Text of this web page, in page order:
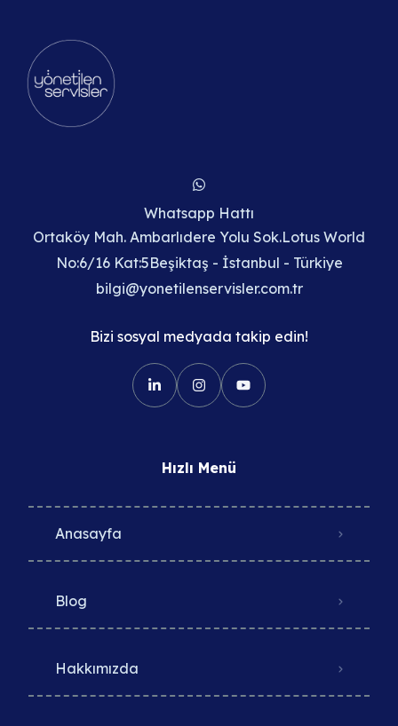
Whatsapp Hattı
Ortaköy Mah. Ambarlıdere Yolu Sok.Lotus World
No:6/16 Kat:5Beşiktaş - İstanbul - Türkiye
bilgi@yonetilenservisler.com.tr
Bizi sosyal medyada takip edin!
Hızlı Menü
Anasayfa
Blog
Hakkımızda